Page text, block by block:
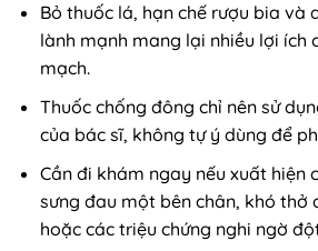
Bỏ thuốc lá, hạn chế rượu bia và
lành mạnh mang lại nhiều lợi ích
mạch.
Thuốc chống đông chỉ nên sử
của bác sĩ, không tự ý dùng để
Cần đi khám ngay nếu xuất hiện
sưng đau một bên chân, khó thở
hoặc các triệu chứng nghi ngờ